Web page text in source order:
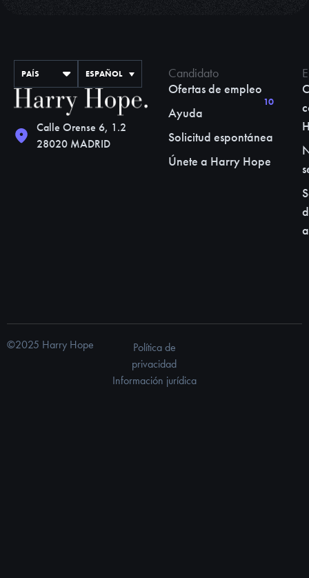
PAÍS ESPAÑOL
Calle Orense 6, 1.2
28020 MADRID
Candidato
Ofertas de empleo
Ayuda
Solicitud espontánea
Únete a Harry Hope
10
©2025 Harry Hope
Política de
privacidad
Información jurídica